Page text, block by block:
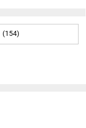
(154)